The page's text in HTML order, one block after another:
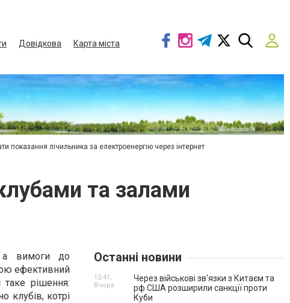
Довідкова
Карта міста
показання лічильника за електроенергію через інтернет
та залами
а вимоги до
ефективний
таке рішення:
клубів, котрі
Останні новини
Через військові зв'язки з Китаєм та
рф США розширили санкції проти
Куби
12:41,
Вчора